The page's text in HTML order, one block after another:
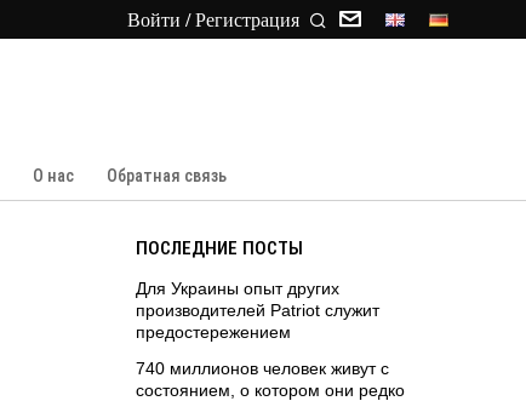
Войти / Регистрация
О нас Обратная связь
ПОСЛЕДНИЕ ПОСТЫ
Для Украины опыт других
производителей Patriot служит
предостережением
740 миллионов человек живут с
состоянием, о котором они редко